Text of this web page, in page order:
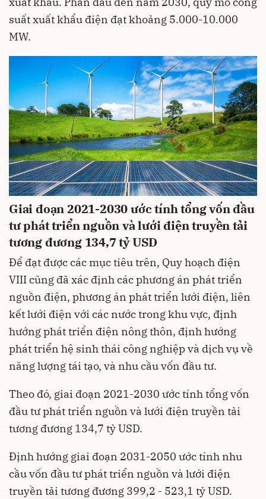
suất xuất khẩu điện đạt khoảng 5.000-10.000
MW.
Giai đoạn 2021-2030 ước tính tổng vốn đầu
tư phát triển nguồn và lưới điện truyền tải
tương đương 134,7 tỷ USD
Để đạt được các mục tiêu trên, Quy hoạch điện
VIII cũng đã xác định các phương án phát triển
nguồn điện, phương án phát triển lưới điện, liên
kết lưới điện với các nước trong khu vực, định
hướng phát triển điện nông thôn, định hướng
phát triển hệ sinh thái công nghiệp và dịch vụ về
năng lượng tái tạo, và nhu cầu vốn đầu tư.
Theo đó, giai đoạn 2021-2030 ước tính tổng vốn
đầu tư phát triển nguồn và lưới điện truyền tải
tương đương 134,7 tỷ USD.
Định hướng giai đoạn 2031-2050 ước tính nhu
cầu vốn đầu tư phát triển nguồn và lưới điện
truyền tải tương đương 399,2 - 523,1 tỷ USD.